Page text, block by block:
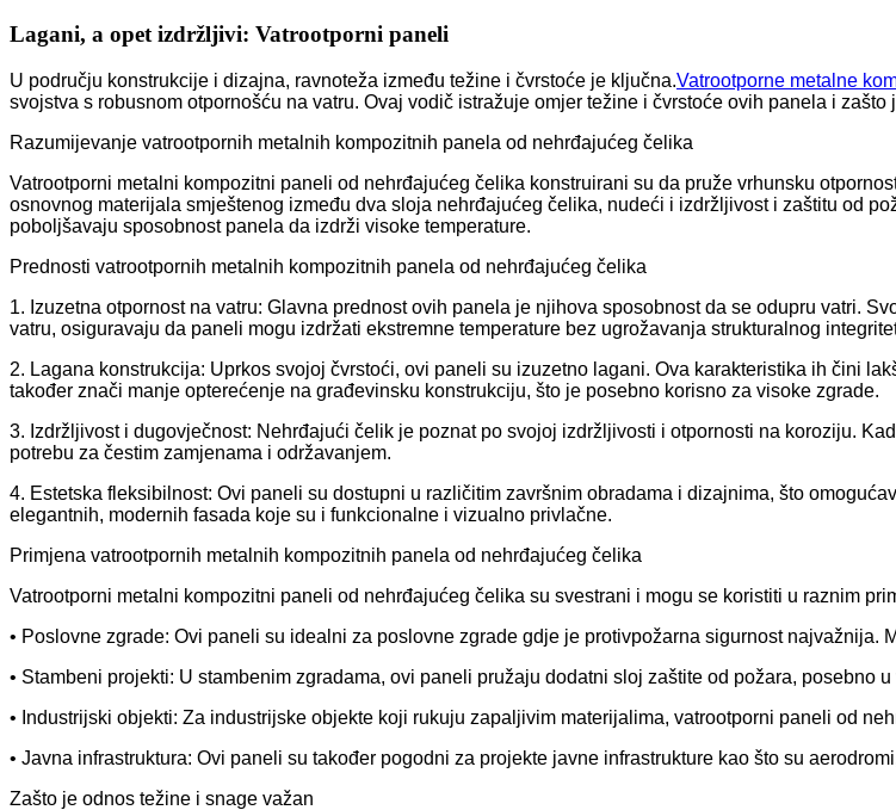
Lagani, a opet izdržljivi: Vatrootporni paneli
U području konstrukcije i dizajna, ravnoteža između težine i čvrstoće je ključna.Vatrootporne metalne
svojstva s robusnom otpornošću na vatru. Ovaj vodič istražuje omjer težine i čvrstoće ovih panela i zašto
Razumijevanje vatrootpornih metalnih kompozitnih panela od nehrđajućeg čelika
Vatrootporni metalni kompozitni paneli od nehrđajućeg čelika konstruirani su da pruže vrhunsku
osnovnog materijala smještenog između dva sloja nehrđajućeg čelika, nudeći i izdržljivost i zaštitu od
poboljšavaju sposobnost panela da izdrži visoke temperature.
Prednosti vatrootpornih metalnih kompozitnih panela od nehrđajućeg čelika
1. Izuzetna otpornost na vatru: Glavna prednost ovih panela je njihova sposobnost da se odupru vatri.
vatru, osiguravaju da paneli mogu izdržati ekstremne temperature bez ugrožavanja strukturalnog
2. Lagana konstrukcija: Uprkos svojoj čvrstoći, ovi paneli su izuzetno lagani. Ova karakteristika ih čini
također znači manje opterećenje na građevinsku konstrukciju, što je posebno korisno za visoke zgrade.
3. Izdržljivost i dugovječnost: Nehrđajući čelik je poznat po svojoj izdržljivosti i otpornosti na koroziju.
potrebu za čestim zamjenama i održavanjem.
4. Estetska fleksibilnost: Ovi paneli su dostupni u različitim završnim obradama i dizajnima, što
elegantnih, modernih fasada koje su i funkcionalne i vizualno privlačne.
Primjena vatrootpornih metalnih kompozitnih panela od nehrđajućeg čelika
Vatrootporni metalni kompozitni paneli od nehrđajućeg čelika su svestrani i mogu se koristiti u raznim
• Poslovne zgrade: Ovi paneli su idealni za poslovne zgrade gdje je protivpožarna sigurnost najvažnija.
• Stambeni projekti: U stambenim zgradama, ovi paneli pružaju dodatni sloj zaštite od požara, posebno
• Industrijski objekti: Za industrijske objekte koji rukuju zapaljivim materijalima, vatrootporni paneli od
• Javna infrastruktura: Ovi paneli su također pogodni za projekte javne infrastrukture kao što su
Zašto je odnos težine i snage važan